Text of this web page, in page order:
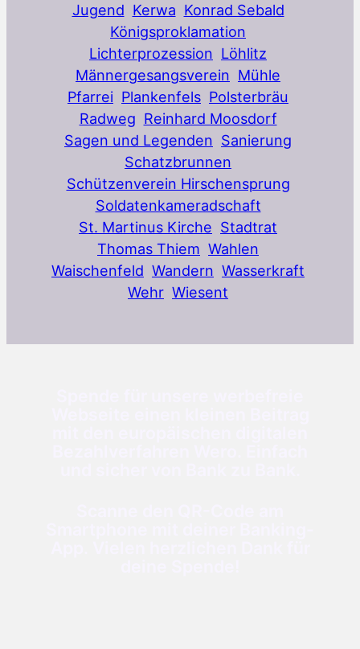
Jugend Kerwa Konrad Sebald
Königsproklamation
Lichterprozession Löhlitz
Männergesangsverein Mühle
Pfarrei Plankenfels Polsterbräu
Radweg Reinhard Moosdorf
Sagen und Legenden Sanierung
Schatzbrunnen
Schützenverein Hirschensprung
Soldatenkameradschaft
St. Martinus Kirche Stadtrat
Thomas Thiem Wahlen
Waischenfeld Wandern Wasserkraft
Wehr Wiesent